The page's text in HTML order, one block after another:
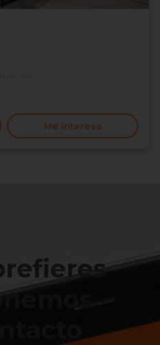
Me interesa